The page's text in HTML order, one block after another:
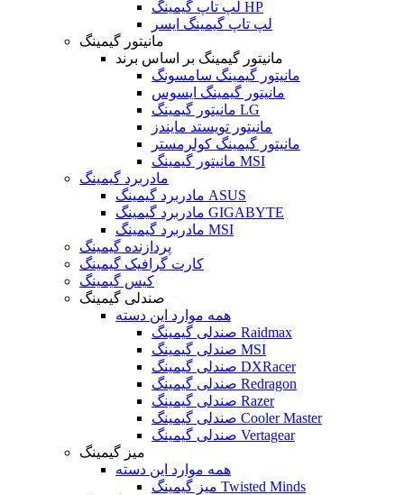
لپ تاپ گیمینگ HP
لپ تاپ گیمینگ ایسر
مانیتور گیمینگ
مانیتور گیمینگ بر اساس برند
مانیتور گیمینگ سامسونگ
مانیتور گیمینگ ایسوس
مانیتور گیمینگ LG
مانیتور تویستد مایندز
مانیتور گیمینگ کولرمستر
مانیتور گیمینگ MSI
مادربرد گیمینگ
مادربرد گیمینگ ASUS
مادربرد گیمینگ GIGABYTE
مادربرد گیمینگ MSI
پردازنده گیمینگ
کارت گرافیک گیمینگ
کیس گیمینگ
صندلی گیمینگ
همه موارد این دسته
صندلی گیمینگ Raidmax
صندلی گیمینگ MSI
صندلی گیمینگ DXRacer
صندلی گیمینگ Redragon
صندلی گیمینگ Razer
صندلی گیمینگ Cooler Master
صندلی گیمینگ Vertagear
میز گیمینگ
همه موارد این دسته
میز گیمینگ Twisted Minds